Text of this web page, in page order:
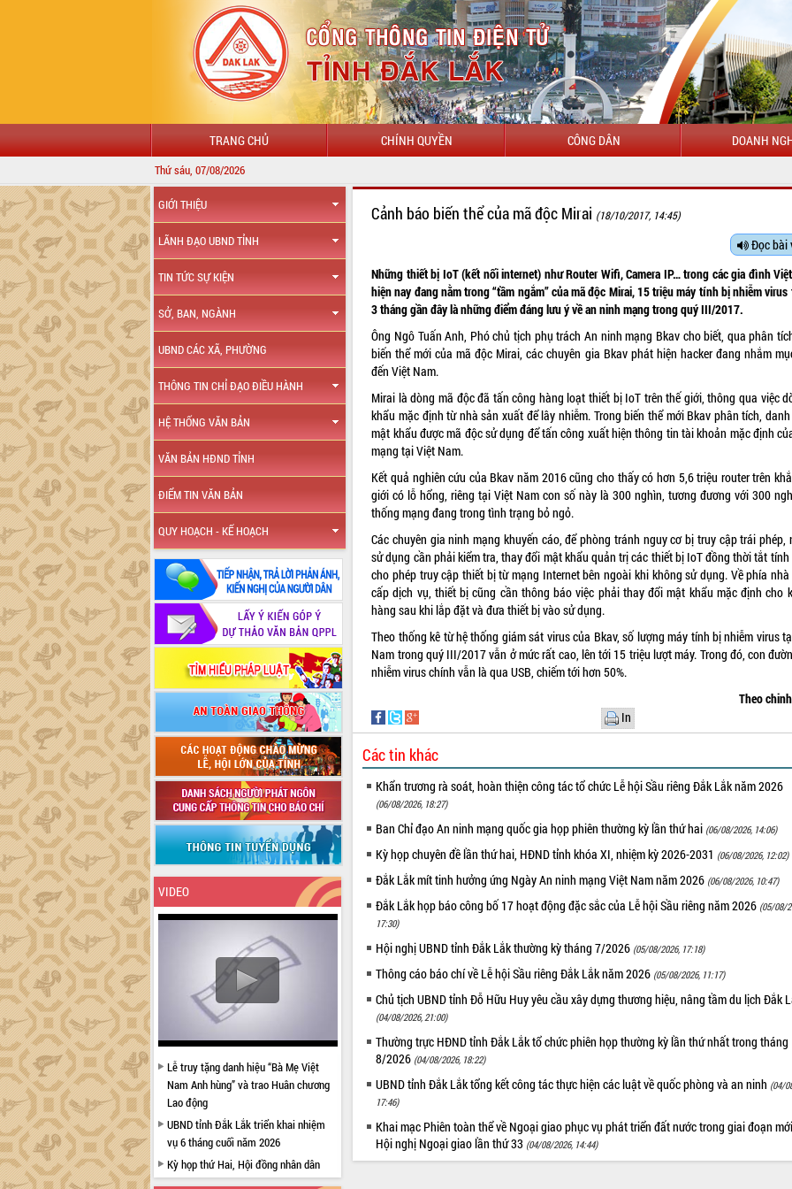
TRANG CHỦ CHÍNH QUYỀN CÔNG DÂN DOANH
Thứ sáu, 07/08/2026
GIỚI THIỆU
LÃNH ĐẠO UBND TỈNH
TIN TỨC SỰ KIỆN
SỞ, BAN, NGÀNH
UBND CÁC XÃ, PHƯỜNG
THÔNG TIN CHỈ ĐẠO ĐIỀU HÀNH
HỆ THỐNG VĂN BẢN
VĂN BẢN HĐND TỈNH
ĐIỂM TIN VĂN BẢN
QUY HOẠCH - KẾ HOẠCH
VIDEO
Lễ truy tặng danh hiệu “Bà Mẹ Việt
Nam Anh hùng” và trao Huân chương
Lao động
UBND tỉnh Đắk Lắk triển khai nhiệm
vụ 6 tháng cuối năm 2026
Kỳ họp thứ Hai, Hội đồng nhân dân
tỉnh khóa XI quyết nghị nhiều nội dung
Cảnh báo biến thể của mã độc Mirai (18/10/2017, 14:45)
Đọc bài
Những thiết bị IoT (kết nối internet) như Router Wifi, Camera IP… trong các gia đình
hiện nay đang nằm trong “tầm ngắm” của mã độc Mirai, 15 triệu máy tính bị nhiễm
3 tháng gần đây là những điểm đáng lưu ý về an ninh mạng trong quý III/2017.
Ông Ngô Tuấn Anh, Phó chủ tịch phụ trách An ninh mạng Bkav cho biết, qua phân
biến thể mới của mã độc Mirai, các chuyên gia Bkav phát hiện hacker đang nhắm
đến Việt Nam.
Mirai là dòng mã độc đã tấn công hàng loạt thiết bị IoT trên thế giới, thông qua việc
khẩu mặc định từ nhà sản xuất để lây nhiễm. Trong biến thể mới Bkav phân tích,
mật khẩu được mã độc sử dụng để tấn công xuất hiện thông tin tài khoản mặc định
mạng tại Việt Nam.
Kết quả nghiên cứu của Bkav năm 2016 cũng cho thấy có hơn 5,6 triệu router trên
giới có lỗ hổng, riêng tại Việt Nam con số này là 300 nghìn, tương đương với 300
thống mạng đang trong tình trạng bỏ ngỏ.
Các chuyên gia ninh mạng khuyến cáo, để phòng tránh nguy cơ bị truy cập trái phép,
sử dụng cần phải kiểm tra, thay đổi mật khẩu quản trị các thiết bị IoT đồng thời tắt
cho phép truy cập thiết bị từ mạng Internet bên ngoài khi không sử dụng. Về phía
cấp dịch vụ, thiết bị cũng cần thông báo việc phải thay đổi mật khẩu mặc định cho
hàng sau khi lắp đặt và đưa thiết bị vào sử dụng.
Theo thống kê từ hệ thống giám sát virus của Bkav, số lượng máy tính bị nhiễm virus
Nam trong quý III/2017 vẫn ở mức rất cao, lên tới 15 triệu lượt máy. Trong đó, con
nhiễm virus chính vẫn là qua USB, chiếm tới hơn 50%.
Theo
In
Các tin khác
Khẩn trương rà soát, hoàn thiện công tác tổ chức Lễ hội Sầu riêng Đắk Lắk năm 2026
(06/08/2026, 18:27)
Ban Chỉ đạo An ninh mạng quốc gia họp phiên thường kỳ lần thứ hai (06/08/2026, 14:06)
Kỳ họp chuyên đề lần thứ hai, HĐND tỉnh khóa XI, nhiệm kỳ 2026-2031 (06/08/2026, 12:02)
Đắk Lắk mít tinh hưởng ứng Ngày An ninh mạng Việt Nam năm 2026 (06/08/2026, 10:47)
Đắk Lắk họp báo công bố 17 hoạt động đặc sắc của Lễ hội Sầu riêng năm 2026 (05/08/
17:30)
Hội nghị UBND tỉnh Đắk Lắk thường kỳ tháng 7/2026 (05/08/2026, 17:18)
Thông cáo báo chí về Lễ hội Sầu riêng Đắk Lắk năm 2026 (05/08/2026, 11:17)
Chủ tịch UBND tỉnh Đỗ Hữu Huy yêu cầu xây dựng thương hiệu, nâng tầm du lịch Đắk
(04/08/2026, 21:00)
Thường trực HĐND tỉnh Đắk Lắk tổ chức phiên họp thường kỳ lần thứ nhất trong tháng
8/2026 (04/08/2026, 18:22)
UBND tỉnh Đắk Lắk tổng kết công tác thực hiện các luật về quốc phòng và an ninh (04/
17:46)
Khai mạc Phiên toàn thể về Ngoại giao phục vụ phát triển đất nước trong giai đoạn
Hội nghị Ngoại giao lần thứ 33 (04/08/2026, 14:44)